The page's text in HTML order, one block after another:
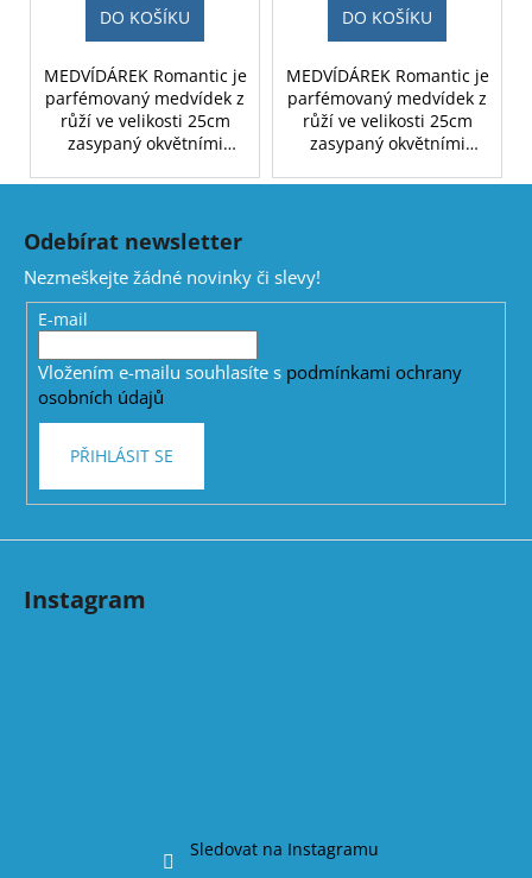
DO KOŠÍKU
MEDVÍDÁREK Romantic je
parfémovaný medvídek z
růží ve velikosti 25cm
zasypaný okvětními
třech barvách, tmavě
Medvídek z růží
Romantic je ideálním
dárkem pro ženu na
valentýna, narozeniny či
jako svatební dekorace.
DO KOŠÍKU
MEDVÍDÁREK Romantic je
parfémovaný medvídek z
růží ve velikosti 25cm
zasypaný okvětními
třech barvách, tmavě
dárkem pro ženu na
valentýna, narozeniny či
Z
Odebírat newsletter
Nezmeškejte žádné novinky či slevy!
E-mail
Vložením e-mailu souhlasíte s podmínkami ochrany
osobních údajů
PŘIHLÁSIT SE
Instagram
Sledovat na Instagramu